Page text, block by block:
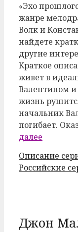
«Эхо
жанре
Волк и
найдете
другие
Краткое
живет в
Валентином
жизнь
начальник
погибает.
далее
Рубрики
Описание
Российские
Джон